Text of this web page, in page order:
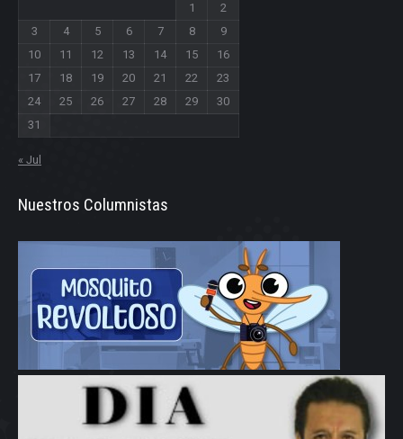
1
2
3
4 5 6 7 8
9
10
11 12 13 14 15
16
17
18 19 20 21 22
23
24
25 26 27 28 29
30
31
« Jul
Nuestros Columnistas